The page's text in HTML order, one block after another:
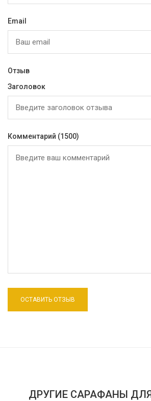
Email
Отзыв
Заголовок
Комментарий (1500)
ДРУГИЕ САРАФАНЫ